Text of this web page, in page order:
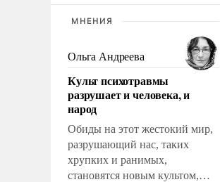
МНЕНИЯ
Ольга Андреева
Культ психотравмы
разрушает и человека, и
народ
Обиды на этот жестокий мир,
разрушающий нас, таких
хрупких и ранимых,
становятся новым культом,